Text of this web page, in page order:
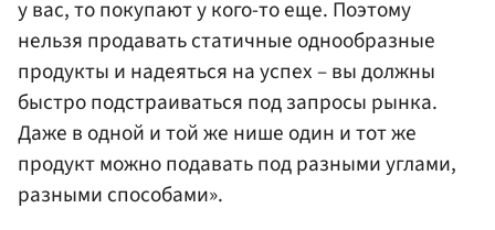
у вас, то покупают у кого-то еще. Поэтому
нельзя продавать статичные однообразные
продукты и надеяться на успех – вы должны
быстро подстраиваться под запросы рынка.
Даже в одной и той же нише один и тот же
продукт можно подавать под разными углами,
разными способами».